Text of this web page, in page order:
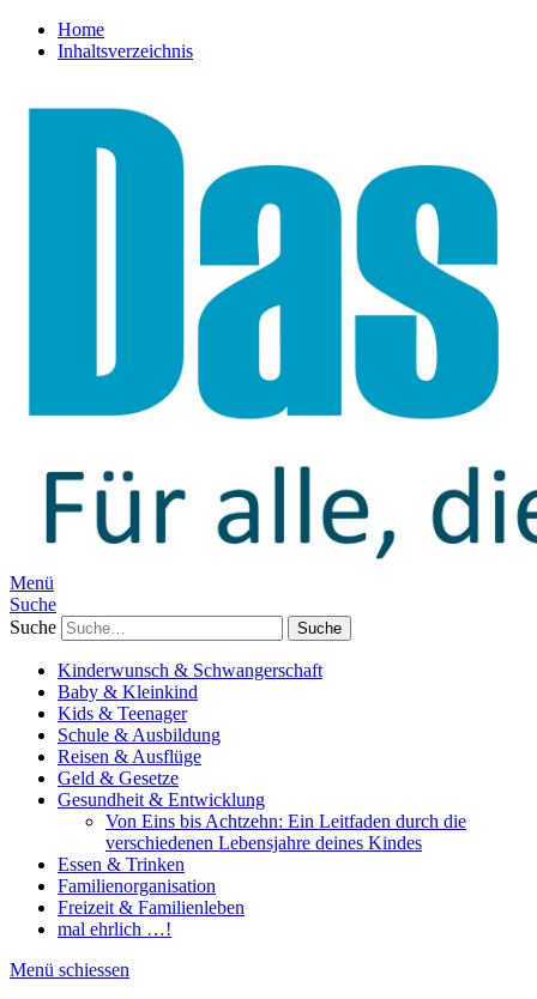
Home
Inhaltsverzeichnis
Menü
Suche
Suche
Kinderwunsch & Schwangerschaft
Baby & Kleinkind
Kids & Teenager
Schule & Ausbildung
Reisen & Ausflüge
Geld & Gesetze
Gesundheit & Entwicklung
Von Eins bis Achtzehn: Ein Leitfaden durch die
verschiedenen Lebensjahre deines Kindes
Essen & Trinken
Familienorganisation
Freizeit & Familienleben
mal ehrlich …!
Menü schiessen